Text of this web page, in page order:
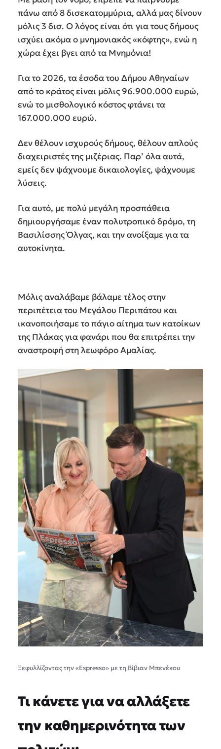
πάνω από 8 δισεκατομμύρια, αλλά μας δίνουν
μόλις 3 δισ. Ο λόγος είναι ότι για τους δήμους
ισχύει ακόμα ο μνημονιακός «κόφτης», ενώ η
χώρα έχει βγει από τα Μνημόνια!
Για το 2026, τα έσοδα του Δήμου Αθηναίων
από το κράτος είναι μόλις 96.900.000 ευρώ,
ενώ το μισθολογικό κόστος φτάνει τα
167.000.000 ευρώ.
Δεν θέλουν ισχυρούς δήμους, θέλουν απλούς
διαχειριστές της μιζέριας. Παρ’ όλα αυτά,
εμείς δεν ψάχνουμε δικαιολογίες, ψάχνουμε
λύσεις.
Για αυτό, με πολύ μεγάλη προσπάθεια
δημιουργήσαμε έναν πολυτροπικό δρόμο, τη
Βασιλίσσης Όλγας, και την ανοίξαμε για τα
αυτοκίνητα.
Μόλις αναλάβαμε βάλαμε τέλος στην
περιπέτεια του Μεγάλου Περιπάτου και
ικανοποιήσαμε το πάγιο αίτημα των κατοίκων
της Πλάκας για φανάρι που θα επιτρέπει την
αναστροφή στη λεωφόρο Αμαλίας.
Ξεφυλλίζοντας την «Εspresso» με τη Βίβιαν Μπενέκου
Τι κάνετε για να αλλάξετε
την καθημερινότητα των